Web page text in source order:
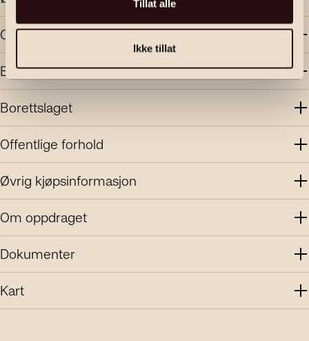
Tillat alle
Ikke tillat
Område
Energi
Borettslaget
Offentlige forhold
Øvrig kjøpsinformasjon
Om oppdraget
Dokumenter
Kart